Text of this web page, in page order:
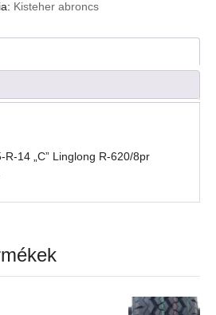
Kisteher abroncs
14 „C” Linglong R-620/8pr